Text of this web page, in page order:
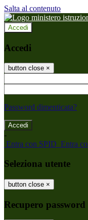
Salta al contenuto
Accedi
Accedi
button close ×
Password dimenticata?
-
Entra con SPID Entra
Seleziona utente
button close ×
Recupero password